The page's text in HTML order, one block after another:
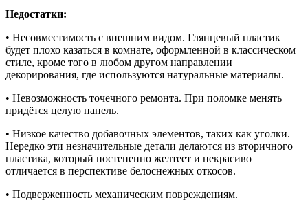
Недостатки:
• Несовместимость с внешним видом. Глянцевый пластик
будет плохо казаться в комнате, оформленной в классическом
стиле, кроме того в любом другом направлении
декорирования, где используются натуральные материалы.
• Невозможность точечного ремонта. При поломке менять
придётся целую панель.
• Низкое качество добавочных элементов, таких как уголки.
Нередко эти незначительные детали делаются из вторичного
пластика, который постепенно желтеет и некрасиво
отличается в перспективе белоснежных откосов.
• Подверженность механическим повреждениям.